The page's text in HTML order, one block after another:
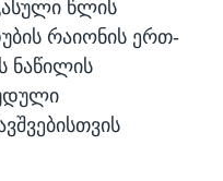
წლის
რაიონის ერთ-
ნაწილის